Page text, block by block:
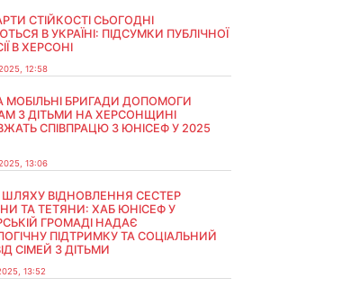
СТІЙКОСТІ СЬОГОДНІ
В УКРАЇНІ: ПІДСУМКИ ПУБЛІЧНОЇ
В ХЕРСОНІ
12:58
МОБІЛЬНІ БРИГАДИ ДОПОМОГИ
З ДІТЬМИ НА ХЕРСОНЩИНІ
СПІВПРАЦЮ З ЮНІСЕФ У 2025
13:06
ШЛЯХУ ВІДНОВЛЕННЯ СЕСТЕР
ТА ТЕТЯНИ: ХАБ ЮНІСЕФ У
ГРОМАДІ НАДАЄ
ПІДТРИМКУ ТА СОЦІАЛЬНИЙ
СІМЕЙ З ДІТЬМИ
13:52